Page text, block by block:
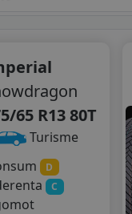
65 R13 80T
Turisme
D
C